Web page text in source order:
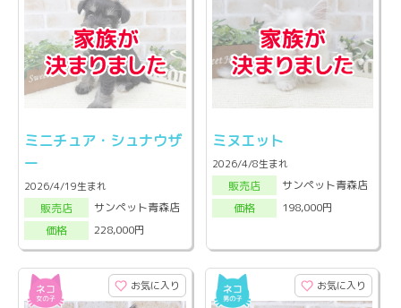
ミニチュア・シュナウザ
ー
2026/4/19生まれ
販売店
サンペット青森店
価格
228,000円
ミヌエット
2026/4/8生まれ
販売店
サンペット青森店
価格
198,000円
お気に入り お気に入り